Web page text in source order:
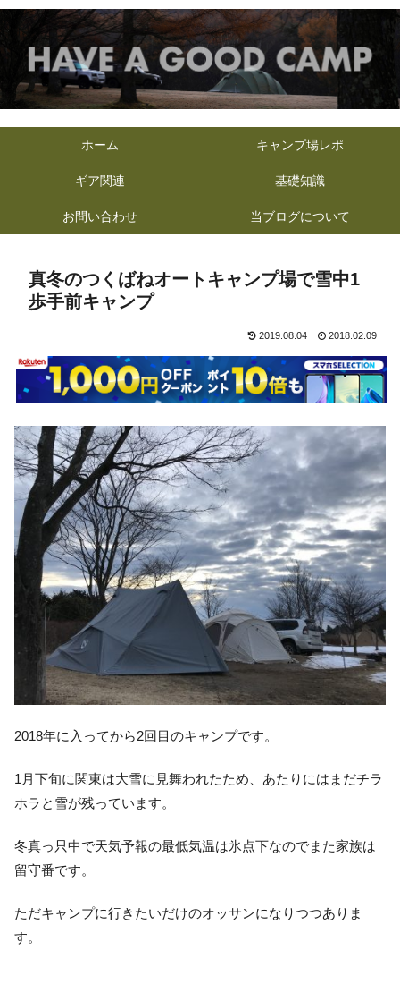
ホーム キャンプ場レポ
ギア関連 基礎知識
お問い合わせ 当ブログについて
真冬のつくばねオートキャンプ場で雪中1
歩手前キャンプ
2019.08.04 2018.02.09
2018年に入ってから2回目のキャンプです。
1月下旬に関東は大雪に見舞われたため、あたりにはまだチラ
ホラと雪が残っています。
冬真っ只中で天気予報の最低気温は氷点下なのでまた家族は
留守番です。
ただキャンプに行きたいだけのオッサンになりつつありま
す。